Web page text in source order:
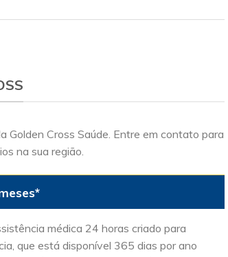
Golden Cross Saúde. Entre em contato para
na sua região.
médica 24 horas criado para
que está disponível 365 dias por ano